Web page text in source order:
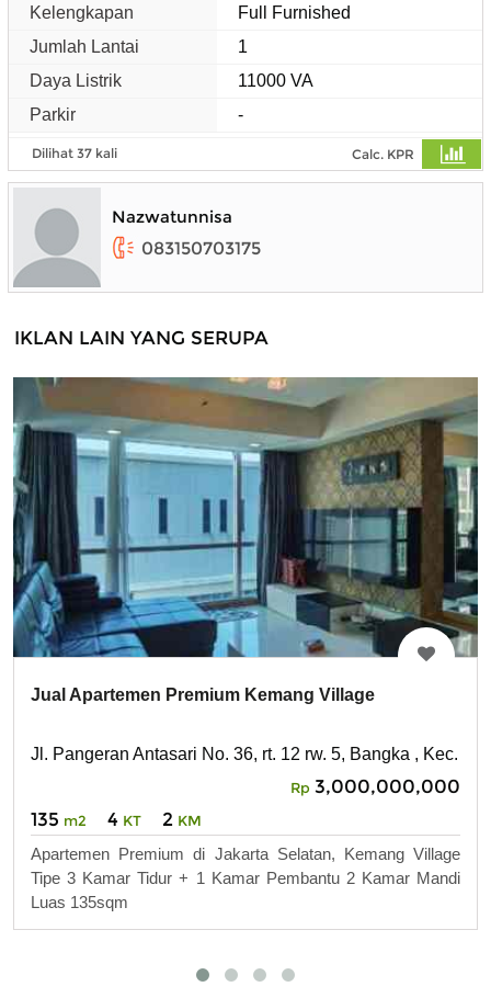
Kelengkapan
Full Furnished
Jumlah Lantai
1
Daya Listrik
11000 VA
Parkir
-
Dilihat 37 kali Calc. KPR
Nazwatunnisa
083150703175
IKLAN LAIN YANG SERUPA
Jual Apartemen Premium Kemang Village
Jl. Pangeran Antasari No. 36, rt. 12 rw. 5, Bangka , Kec.
Rp 3,000,000,000
135 m2 4 KT 2 KM
Apartemen Premium di Jakarta Selatan, Kemang Village
Tipe 3 Kamar Tidur + 1 Kamar Pembantu 2 Kamar Mandi
Luas 135sqm